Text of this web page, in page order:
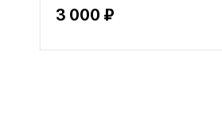
3 000 ₽